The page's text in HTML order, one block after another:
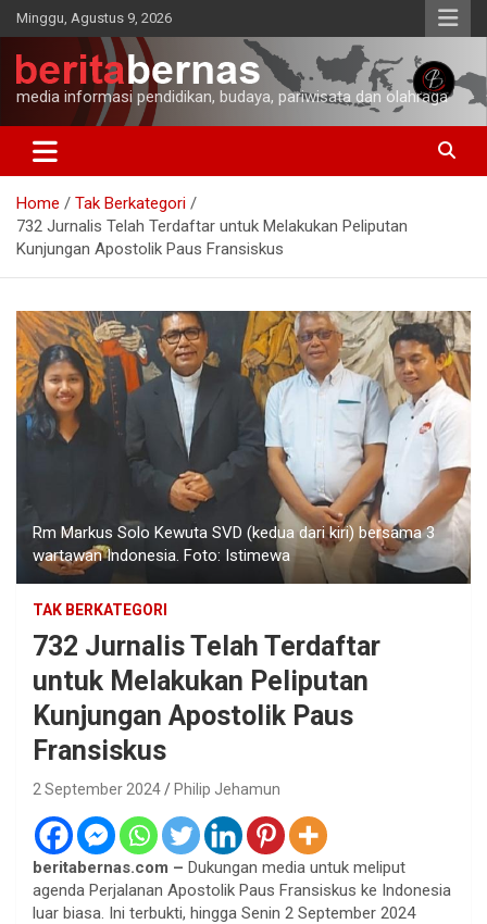
Skip
to
content
Minggu, Agustus 9, 2026
media informasi pendidikan, budaya, pariwisata dan olahraga
Home
Tak Berkategori
732 Jurnalis Telah Terdaftar untuk Melakukan Peliputan
Kunjungan Apostolik Paus Fransiskus
Rm Markus Solo Kewuta SVD (kedua dari kiri) bersama 3
wartawan Indonesia. Foto: Istimewa
TAK BERKATEGORI
732 Jurnalis Telah Terdaftar
untuk Melakukan Peliputan
Kunjungan Apostolik Paus
Fransiskus
2 September 2024 Philip Jehamun
beritabernas.com – Dukungan media untuk meliput
agenda Perjalanan Apostolik Paus Fransiskus ke Indonesia
luar biasa. Ini terbukti, hingga Senin 2 September 2024